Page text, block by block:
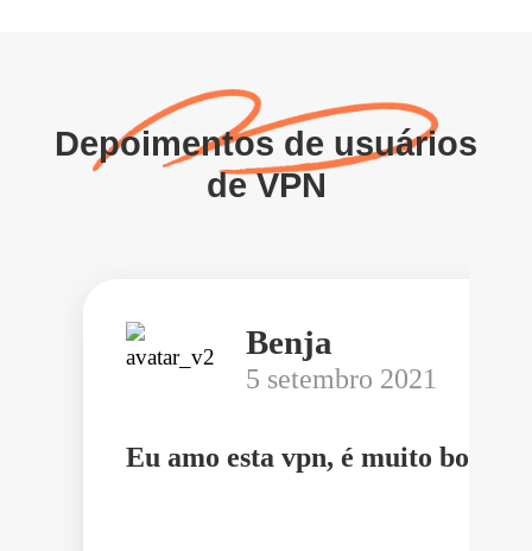
Depoimentos de usuários
de VPN
Benja
5 setembro 2021
Eu amo esta vpn, é muito boa